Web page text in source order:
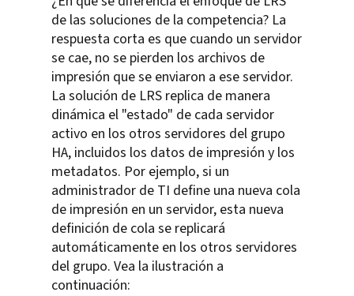
de las soluciones de la competencia? La
respuesta corta es que cuando un servidor
se cae, no se pierden los archivos de
impresión que se enviaron a ese servidor.
La solución de LRS replica de manera
dinámica el "estado" de cada servidor
activo en los otros servidores del grupo
HA, incluidos los datos de impresión y los
metadatos. Por ejemplo, si un
administrador de TI define una nueva cola
de impresión en un servidor, esta nueva
definición de cola se replicará
automáticamente en los otros servidores
del grupo. Vea la ilustración a
continuación: